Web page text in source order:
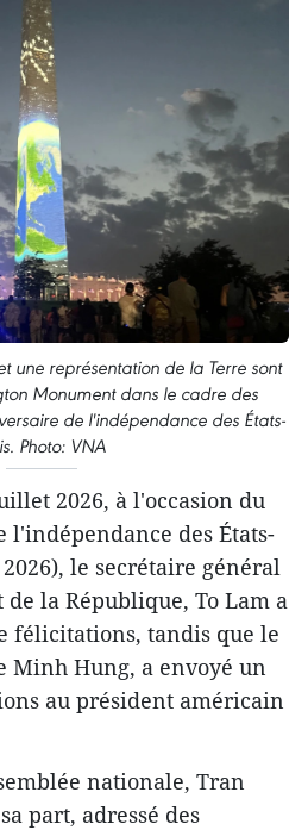
une représentation de la Terre sont
Monument dans le cadre des
de l'indépendance des États-
Photo: VNA
2026, à l'occasion du
l'indépendance des États-
le secrétaire général
la République, To Lam a
félicitations, tandis que le
Minh Hung, a envoyé un
au président américain
nationale, Tran
part, adressé des